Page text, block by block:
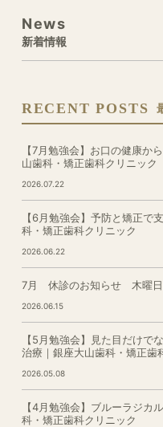
News
新着情報
RECENT POSTS
【7月勉強会】お口の健康か
山歯科・矯正歯科クリニック
2026.07.22
【6月勉強会】予防と矯正で
科・矯正歯科クリニック
2026.06.22
7月 休診のお知らせ 木曜日
2026.06.15
【5月勉強会】見た目だけで
治療｜銀座大山歯科・矯正歯
2026.05.08
【4月勉強会】ブルーラジカ
科・矯正歯科クリニック